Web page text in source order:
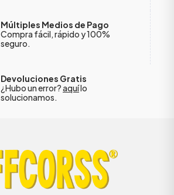
Múltiples Medios de Pago
Compra fácil, rápido y 100%
seguro.
Devoluciones Gratis
¿Hubo un error?aquílo
solucionamos.